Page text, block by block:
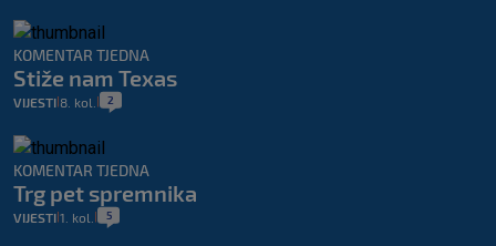
KOMENTAR TJEDNA
Stiže nam Texas
VIJESTI 8. kol. 2
KOMENTAR TJEDNA
Trg pet spremnika
VIJESTI 1. kol. 5